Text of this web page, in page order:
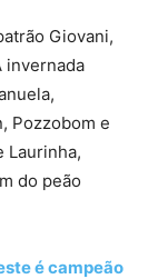
Giovani,
invernada
Pozzobom e
Laurinha,
do peão
é campeão